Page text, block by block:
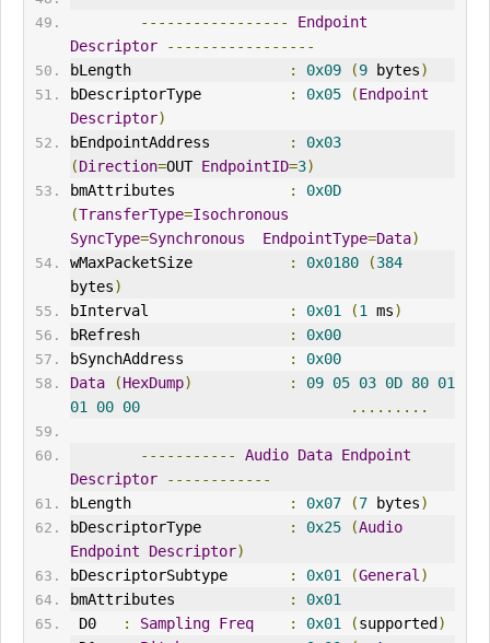
-----------------
Endpoint
Descriptor
-----------------
bLength
: 0x09 (9 bytes)
bDescriptorType
: 0x05 (Endpoint
Descriptor)
bEndpointAddress
:
0x03
(Direction=OUT EndpointID=3)
bmAttributes
:
0x0D
(TransferType=Isochronous
SyncType=Synchronous EndpointType=Data)
wMaxPacketSize
: 0x0180 (384
bytes)
bInterval
: 0x01 (1 ms)
bRefresh
:
0x00
bSynchAddress
:
0x00
Data
(HexDump) : 09 05 03 0D 80 01
01
00 00 .........
----------- Audio Data Endpoint
Descriptor
------------
bLength
: 0x07 (7 bytes)
bDescriptorType
: 0x25 (Audio
Endpoint
Descriptor)
bDescriptorSubtype
: 0x01 (General )
bmAttributes
:
0x01
D0
: Sampling Freq : 0x01 (supported )